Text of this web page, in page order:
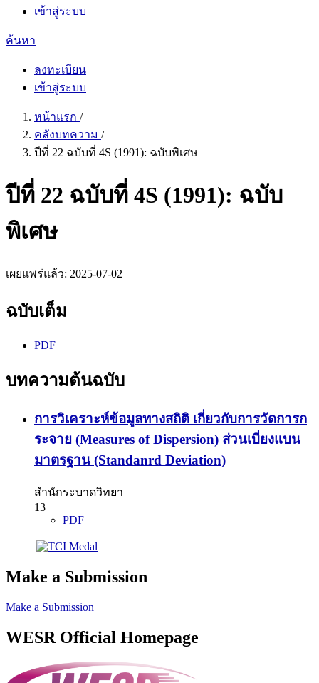
เข้าสู่ระบบ
ค้นหา
ลงทะเบียน
เข้าสู่ระบบ
หน้าแรก /
คลังบทความ /
ปีที่ 22 ฉบับที่ 4S (1991): ฉบับพิเศษ
ปีที่ 22 ฉบับที่ 4S (1991): ฉบับ
พิเศษ
เผยแพร่แล้ว: 2025-07-02
ฉบับเต็ม
PDF
บทความต้นฉบับ
การวิเคราะห์ข้อมูลทางสถิติ เกี่ยวกับการวัดการก
ระจาย (Measures of Dispersion) ส่วนเบี่ยงแบน
มาตรฐาน (Standanrd Deviation)
สำนักระบาดวิทยา
13
PDF
Make a Submission
Make a Submission
WESR Official Homepage